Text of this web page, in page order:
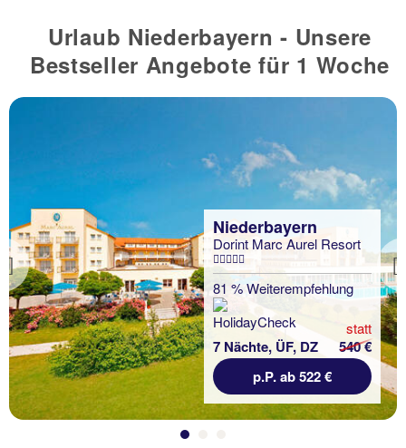
Urlaub Niederbayern - Unsere
Bestseller Angebote für 1 Woche
Previous
Niederbayern
Dorint Marc Aurel Resort
81 % Weiterempfehlung
7 Nächte, ÜF, DZ
statt
540 €
p.P. ab 522 €